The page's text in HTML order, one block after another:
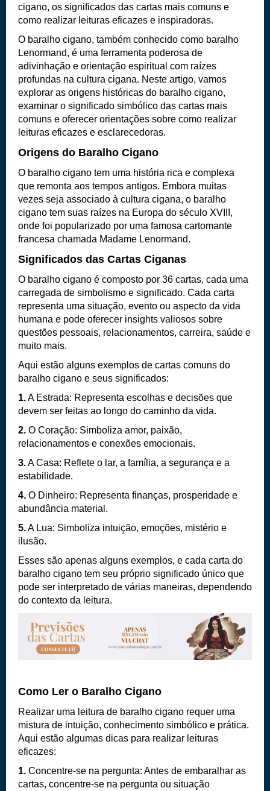
cigano, os significados das cartas mais comuns e
como realizar leituras eficazes e inspiradoras.
O baralho cigano, também conhecido como baralho
Lenormand, é uma ferramenta poderosa de
adivinhação e orientação espiritual com raízes
profundas na cultura cigana. Neste artigo, vamos
explorar as origens históricas do baralho cigano,
examinar o significado simbólico das cartas mais
comuns e oferecer orientações sobre como realizar
leituras eficazes e esclarecedoras.
Origens do Baralho Cigano
O baralho cigano tem uma história rica e complexa
que remonta aos tempos antigos. Embora muitas
vezes seja associado à cultura cigana, o baralho
cigano tem suas raízes na Europa do século XVIII,
onde foi popularizado por uma famosa cartomante
francesa chamada Madame Lenormand.
Significados das Cartas Ciganas
O baralho cigano é composto por 36 cartas, cada uma
carregada de simbolismo e significado. Cada carta
representa uma situação, evento ou aspecto da vida
humana e pode oferecer insights valiosos sobre
questões pessoais, relacionamentos, carreira, saúde e
muito mais.
Aqui estão alguns exemplos de cartas comuns do
baralho cigano e seus significados:
1.A Estrada: Representa escolhas e decisões que
devem ser feitas ao longo do caminho da vida.
2. O Coração: Simboliza amor, paixão,
relacionamentos e conexões emocionais.
3.A Casa: Reflete o lar, a família, a segurança e a
estabilidade.
4. O Dinheiro: Representa finanças, prosperidade e
abundância material.
5.A Lua: Simboliza intuição, emoções, mistério e
ilusão.
Esses são apenas alguns exemplos, e cada carta do
baralho cigano tem seu próprio significado único que
pode ser interpretado de várias maneiras, dependendo
do contexto da leitura.
Como Ler o Baralho Cigano
Realizar uma leitura de baralho cigano requer uma
mistura de intuição, conhecimento simbólico e prática.
Aqui estão algumas dicas para realizar leituras
eficazes:
1. Concentre-se na pergunta: Antes de embaralhar as
cartas, concentre-se na pergunta ou situação